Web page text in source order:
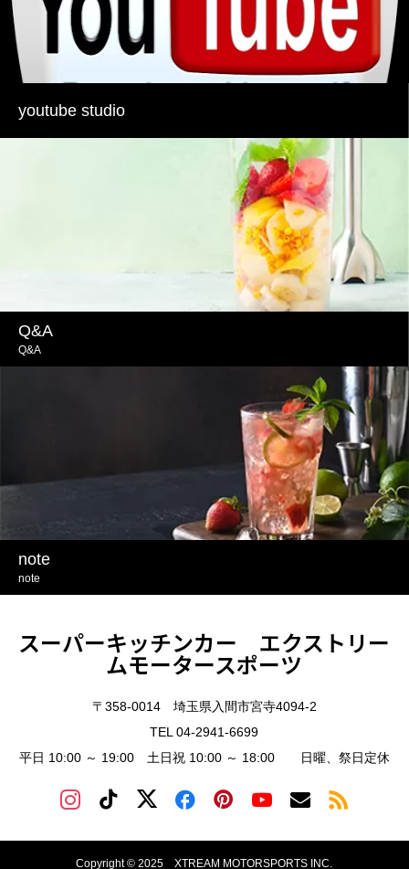
youtube studio
Q&A
Q&A
note
note
スーパーキッチンカー エクストリー
ムモータースポーツ
〒358-0014 埼玉県入間市宮寺4094-2
TEL 04-2941-6699
平日 10:00 ～ 19:00 土日祝 10:00 ～ 18:00 日曜、祭日定休
Copyright © 2025 XTREAM MOTORSPORTS INC.